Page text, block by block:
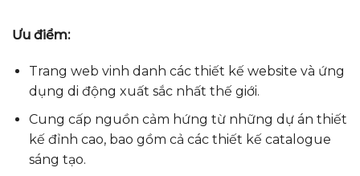
Ưu điểm:
Trang web vinh danh các thiết kế website và ứng
dụng di động xuất sắc nhất thế giới.
Cung cấp nguồn cảm hứng từ những dự án thiết
kế đỉnh cao, bao gồm cả các thiết kế catalogue
sáng tạo.